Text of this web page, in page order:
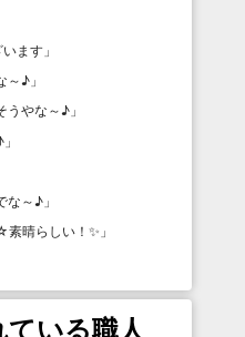
ます 」
～♪ 」
うやな～♪ 」
」
な～♪ 」
晴らしい！✨ 」
ている職人